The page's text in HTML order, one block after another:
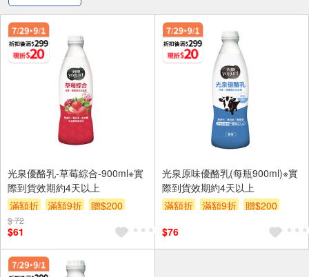
光泉優酪乳-草莓綜合-900ml※實
際到貨效期約4天以上
滿額折
滿額9折 贈$200
$ 72
$61
光泉原味優酪乳(每瓶900ml)※實
際到貨效期約4天以上
滿額折
滿額9折
贈$200
$76